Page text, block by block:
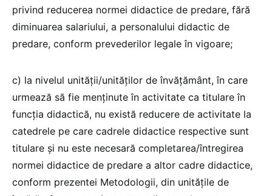
privind reducerea normei didactice de predare, fără
diminuarea salariului, a personalului didactic de
predare, conform prevederilor legale în vigoare;
c) la nivelul unităţii/unităţilor de învăţământ, în care
urmează să fie menținute în activitate ca titulare în
funcţia didactică, nu există reducere de activitate la
catedrele pe care cadrele didactice respective sunt
titulare şi nu este necesară completarea/întregirea
normei didactice de predare a altor cadre didactice,
conform prezentei Metodologii, din unităţile de